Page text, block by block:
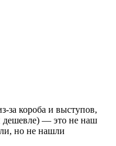
за короба и выступов,
дешевле) — это не наш
но не нашли